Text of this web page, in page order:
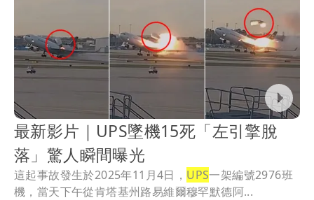
最新影片｜UPS墜機15死「左引擎脫
落」驚人瞬間曝光
這起事故發生於2025年11月4日， UPS一架編號2976班
機，當天下午從肯塔基州路易維爾穆罕默德阿...